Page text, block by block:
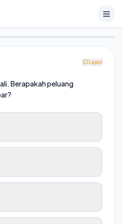
Lapor
Berapakah peluang